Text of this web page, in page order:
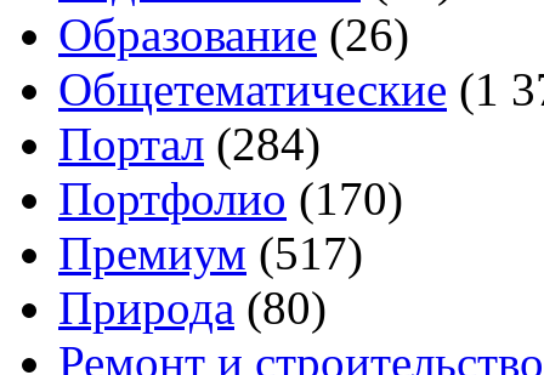
Образование (26)
Общетематические (1
Портал (284)
Портфолио (170)
Премиум (517)
Природа (80)
Ремонт и строительство